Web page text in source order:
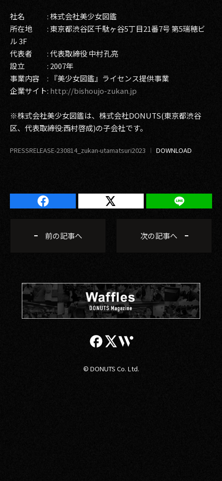
社名 : 株式会社美少女図鑑
所在地 : 東京都渋谷区千駄ヶ谷5丁目21番7号 第5瑞穂ビ
ル 3F
代表者 : 代表取締役 中村孔亮
設立 : 2007年
事業内容 : 『美少女図鑑』ライセンス提供事業
企業サイト: http://bishoujo-zukan.jp
※株式会社美少女図鑑は、株式会社DONUTS(東京都渋谷
区、代表取締役:西村啓成)の子会社です。
PRESSRELEASE-230814_zukan-utamatsuri2023
前の記事へ 次の記事へ
© DONUTS Co. Ltd.